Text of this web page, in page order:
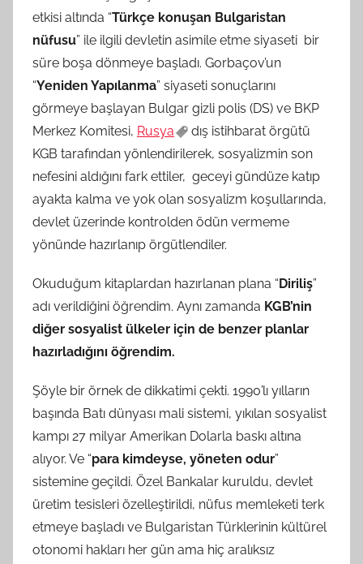
etkisi altında “Türkçe konuşan Bulgaristan
nüfusu” ile ilgili devletin asimile etme siyaseti bir
süre boşa dönmeye başladı. Gorbaçov’un
“Yeniden Yapılanma” siyaseti sonuçlarını
görmeye başlayan Bulgar gizli polis (DS) ve BKP
Merkez Komitesi, Rusya
dış istihbarat örgütü
KGB tarafından yönlendirilerek, sosyalizmin son
nefesini aldığını fark ettiler, geceyi gündüze katıp
ayakta kalma ve yok olan sosyalizm koşullarında,
devlet üzerinde kontrolden ödün vermeme
yönünde hazırlanıp örgütlendiler.
Okuduğum kitaplardan hazırlanan plana “ Diriliş”
adı verildiğini öğrendim. Aynı zamanda KGB’nin
diğer sosyalist ülkeler için de benzer planlar
hazırladığını öğrendim.
Şöyle bir örnek de dikkatimi çekti. 1990’lı yılların
başında Batı dünyası mali sistemi, yıkılan sosyalist
kampı 27 milyar Amerikan Dolarla baskı altına
alıyor. Ve “para kimdeyse, yöneten odur”
sistemine geçildi. Özel Bankalar kuruldu, devlet
üretim tesisleri özelleştirildi, nüfus memleketi terk
etmeye başladı ve Bulgaristan Türklerinin kültürel
otonomi hakları her gün ama hiç aralıksız